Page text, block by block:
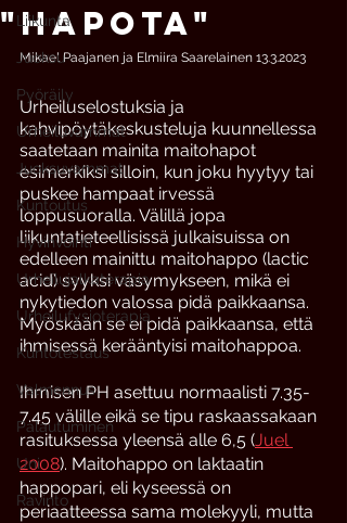
Liikunta
Juoksu
Pyöräily
Urheiluvammat
Juoksuvammat
Kuntoutus
Hyvinvointi
Urheilujalkaterapia
Urheilufysioterapia
Kuntotestaus
Valmennus
Palautuminen
Uni
Ravinto
"hapota"
Mikael Paajanen ja Elmiira Saarelainen 13.3.2023
Urheiluselostuksia ja
kahvipöytäkeskusteluja kuunnellessa
saatetaan mainita maitohapot
esimerkiksi silloin, kun joku hyytyy tai
puskee hampaat irvessä
loppusuoralla. Välillä jopa
liikuntatieteellisissä julkaisuissa on
edelleen mainittu maitohappo (lactic
acid) syyksi väsymykseen, mikä ei
nykytiedon valossa pidä paikkaansa.
Myöskään se ei pidä paikkaansa, että
ihmisessä kerääntyisi maitohappoa.
Ihmisen PH asettuu normaalisti 7.35-
7.45 välille eikä se tipu raskaassakaan
rasituksessa yleensä alle 6,5 (Juel
2008). Maitohappo on laktaatin
happopari, eli kyseessä on
periaatteessa sama molekyyli, mutta